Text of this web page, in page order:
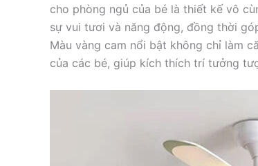
cho phòng ngủ của bé là thiết kế vô
sự vui tươi và năng động, đồng thời
Màu vàng cam nổi bật không chỉ làm
của các bé, giúp kích thích trí tưởng